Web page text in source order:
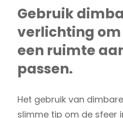
Gebruik
verlichting om
een ruimte
passen.
Het gebruik van
slimme tip om de sfeer